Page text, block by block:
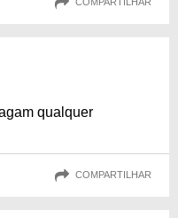
qualquer
COMPARTILHAR